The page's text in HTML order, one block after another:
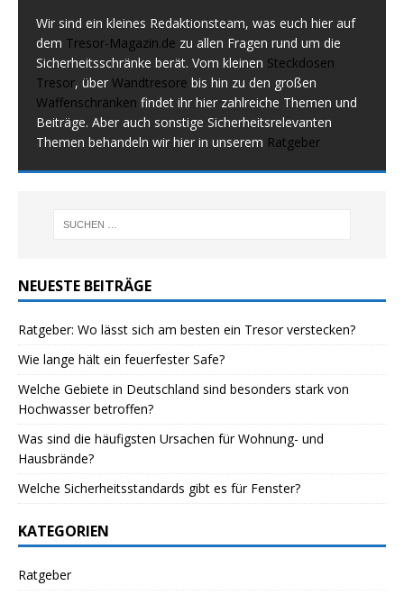
Wir sind ein kleines Redaktionsteam, was euch hier auf
dem Tresor-Magazin.de zu allen Fragen rund um die
Sicherheitsschränke berät. Vom kleinen Steckdosen
Tresor, über Wandtresore bis hin zu den großen
Waffenschränken findet ihr hier zahlreiche Themen und
Beiträge. Aber auch sonstige Sicherheitsrelevanten
Themen behandeln wir hier in unserem Ratgeber
NEUESTE BEITRÄGE
Ratgeber: Wo lässt sich am besten ein Tresor verstecken?
Wie lange hält ein feuerfester Safe?
Welche Gebiete in Deutschland sind besonders stark von
Hochwasser betroffen?
Was sind die häufigsten Ursachen für Wohnung- und
Hausbrände?
Welche Sicherheitsstandards gibt es für Fenster?
KATEGORIEN
Ratgeber